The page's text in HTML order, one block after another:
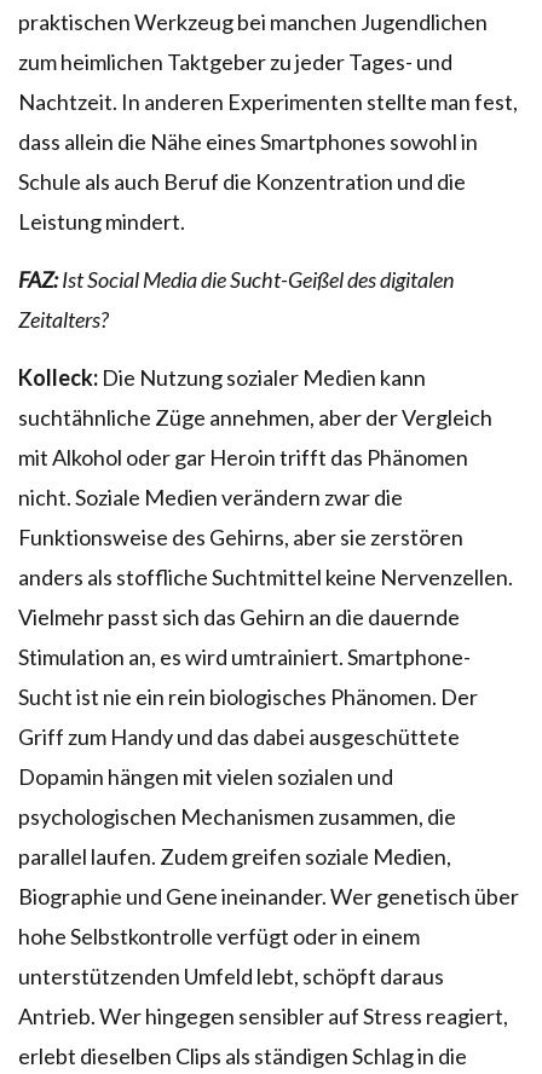
praktischen Werkzeug bei manchen Jugendlichen
zum heimlichen Taktgeber zu jeder Tages- und
Nachtzeit. In anderen Experimenten stellte man fest,
dass allein die Nähe eines Smartphones sowohl in
Schule als auch Beruf die Konzentration und die
Leistung mindert.
FAZ:Ist Social Media die Sucht-Geißel des digitalen
Zeitalters?
Kolleck: Die Nutzung sozialer Medien kann
suchtähnliche Züge annehmen, aber der Vergleich
mit Alkohol oder gar Heroin trifft das Phänomen
nicht. Soziale Medien verändern zwar die
Funktionsweise des Gehirns, aber sie zerstören
anders als stoffliche Suchtmittel keine Nervenzellen.
Vielmehr passt sich das Gehirn an die dauernde
Stimulation an, es wird umtrainiert. Smartphone-
Sucht ist nie ein rein biologisches Phänomen. Der
Griff zum Handy und das dabei ausgeschüttete
Dopamin hängen mit vielen sozialen und
psychologischen Mechanismen zusammen, die
parallel laufen. Zudem greifen soziale Medien,
Biographie und Gene ineinander. Wer genetisch über
hohe Selbstkontrolle verfügt oder in einem
unterstützenden Umfeld lebt, schöpft daraus
Antrieb. Wer hingegen sensibler auf Stress reagiert,
erlebt dieselben Clips als ständigen Schlag in die